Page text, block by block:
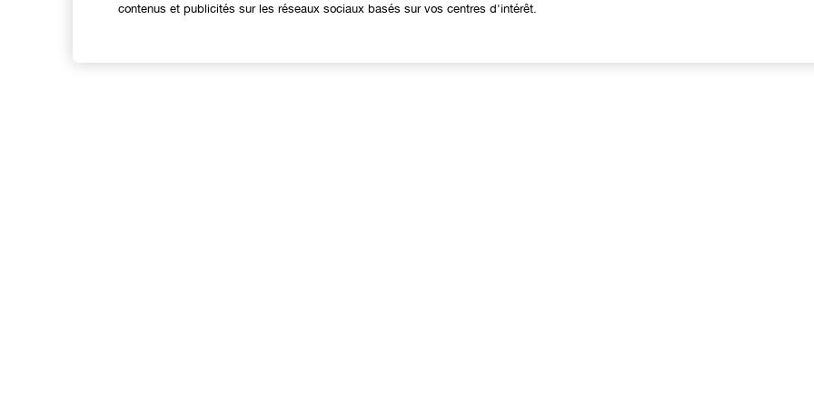
contenus et publicités sur les réseaux sociaux basés sur vos centres d'intérêt.